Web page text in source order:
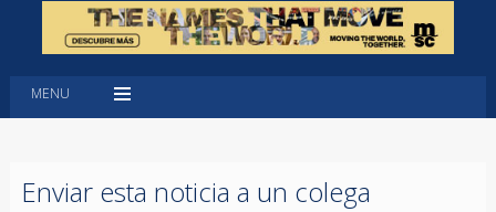
MENU
Enviar esta noticia a un colega